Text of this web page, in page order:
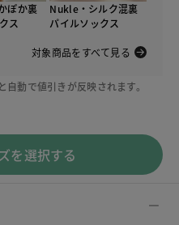
ぽか裏
ス
Nukle・シルク混裏
パイルソックス
対象商品をすべて見る
動で値引きが反映されます。
を選択する